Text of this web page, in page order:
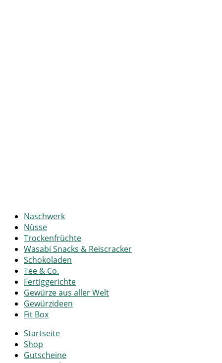
Naschwerk
Nüsse
Trockenfrüchte
Wasabi Snacks & Reiscracker
Schokoladen
Tee & Co.
Fertiggerichte
Gewürze aus aller Welt
Gewürzideen
Fit Box
Startseite
Shop
Gutscheine